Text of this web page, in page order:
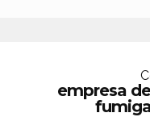
empresa